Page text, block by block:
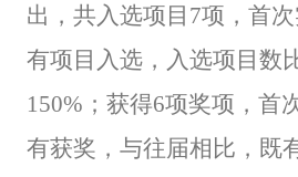
出，共入选项目7项，首
有项目入选，入选项目数
150%；获得6项奖项，首
有获奖，与往届相比，既